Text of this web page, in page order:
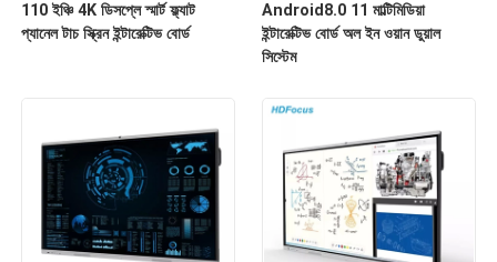
110 ইঞ্চি 4K ডিসপ্লে স্মার্ট ফ্ল্যাট
প্যানেল টাচ স্ক্রিন ইন্টারেক্টিভ বোর্ড
Android8.0 11 মাল্টিমিডিয়া
ইন্টারেক্টিভ বোর্ড অল ইন ওয়ান ডুয়াল
সিস্টেম